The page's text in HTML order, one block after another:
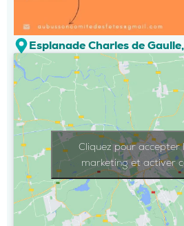
Esplanade Charles de
Cliquez pour accepter
marketing et activer